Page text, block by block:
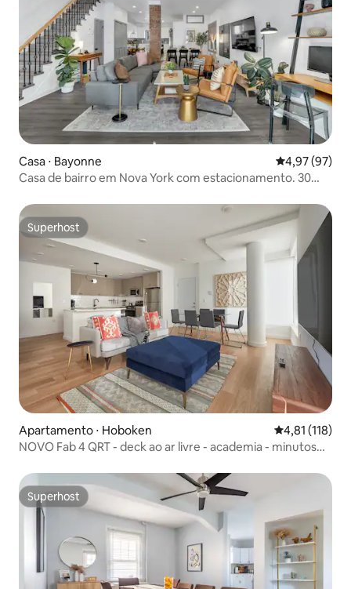
Casa ⋅ Bayonne 4,97 de uma
4,97 (97)
Casa de bairro em Nova York com estacionamento. 30
Superhost
Superhost
Apartamento ⋅ Hoboken 4,81 de uma
4,81 (118)
NOVO Fab 4 QRT - deck ao ar livre - academia - minutos
Superhost
Superhost